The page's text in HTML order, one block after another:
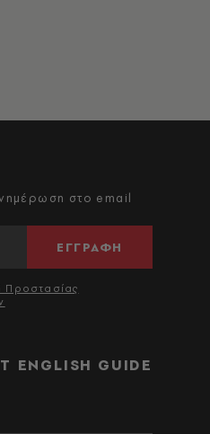
στο email
ΕΓΓΡΑΦΗ
Προστασίας
ENGLISH GUIDE